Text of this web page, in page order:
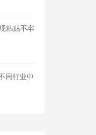
粘贴不牢
同行业中